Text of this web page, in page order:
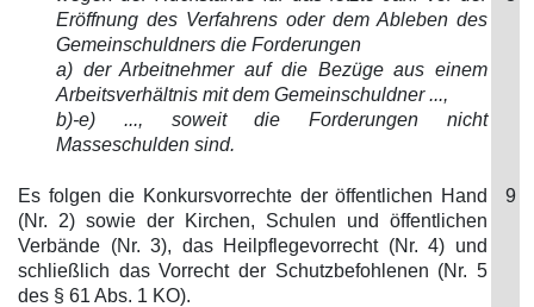
Eröffnung des Verfahrens oder dem Ableben des
Gemeinschuldners die Forderungen
a) der Arbeitnehmer auf die Bezüge aus einem
Arbeitsverhältnis mit dem Gemeinschuldner ...,
b)-e) ..., soweit die Forderungen nicht
Masseschulden sind.
Es folgen die Konkursvorrechte der öffentlichen Hand
(Nr. 2) sowie der Kirchen, Schulen und öffentlichen
Verbände (Nr. 3), das Heilpflegevorrecht (Nr. 4) und
schließlich das Vorrecht der Schutzbefohlenen (Nr. 5
des § 61 Abs. 1 KO).
9